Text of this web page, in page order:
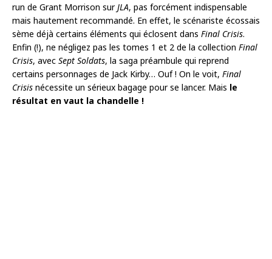
run de Grant Morrison surJLA, pas forcément indispensable
mais hautement recommandé. En effet, le scénariste écossais
sème déjà certains éléments qui éclosent dans Final Crisis.
Enfin (!), ne négligez pas les tomes 1 et 2 de la collection Final
Crisis, avec Sept Soldats, la saga préambule qui reprend
certains personnages de Jack Kirby… Ouf ! On le voit, Final
Crisis nécessite un sérieux bagage pour se lancer. Mais le
résultat en vaut la chandelle !